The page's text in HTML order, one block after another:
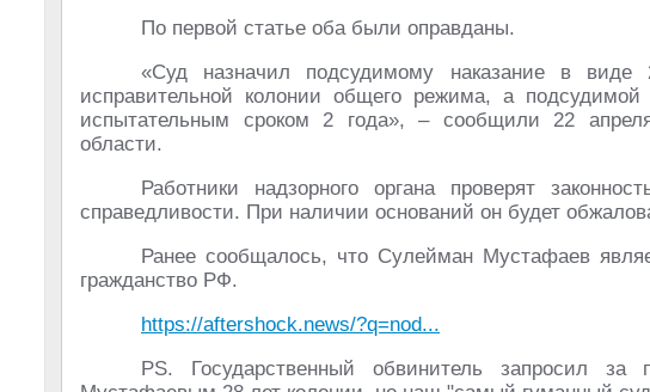
По первой статье оба были оправданы.
«Суд назначил подсудимому наказание в
исправительной колонии общего режима, а
испытательным сроком 2 года», – сообщили 22
области.
Работники надзорного органа проверят
справедливости. При наличии оснований он будет
Ранее сообщалось, что Сулейман Мустафаев
гражданство РФ.
https://aftershock.news/?q=nod...
PS. Государственный обвинитель запросил за